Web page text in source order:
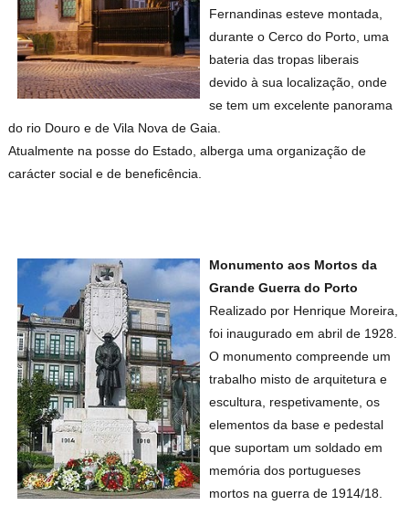
Fernandinas esteve montada,
durante o Cerco do Porto, uma
bateria das tropas liberais
devido à sua localização, onde
se tem um excelente panorama
do rio Douro e de Vila Nova de Gaia.
Atualmente na posse do Estado, alberga uma organização de
carácter social e de beneficência.
Monumento aos Mortos da
Grande Guerra do Porto
Realizado por Henrique Moreira,
foi inaugurado em abril de 1928.
O monumento compreende um
trabalho misto de arquitetura e
escultura, respetivamente, os
elementos da base e pedestal
que suportam um soldado em
memória dos portugueses
mortos na guerra de 1914/18.